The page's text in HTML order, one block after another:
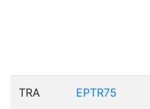
TRA EPTR75